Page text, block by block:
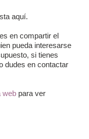
aquí.
en compartir el
pueda interesarse
si tienes
dudes en contactar
web para ver